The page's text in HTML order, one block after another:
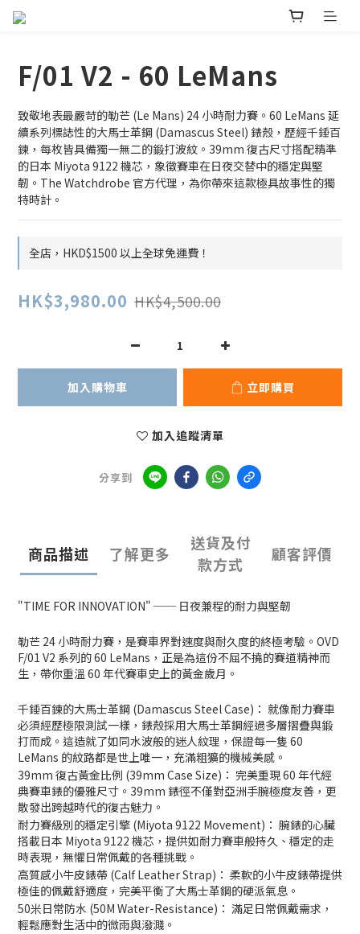
F/01 V2 - 60 LeMans
致敬地表最嚴苛的勒芒 (Le Mans) 24 小時耐力賽。60 LeMans 延
續系列標誌性的大馬士革鋼 (Damascus Steel) 錶殼，歷經千錘百
鍊，每枚皆具備獨一無二的鍛打波紋。39mm 復古尺寸搭配精準
的日本 Miyota 9122 機芯，象徵賽車在日夜交替中的穩定與堅
韌。The Watchdrobe 官方代理，為你帶來這款極具故事性的獨
特時計。
全店，HKD$1500 以上全球免運費！
HK$3,980.00 HK$4,500.00
加入購物車 立即購買
加入追蹤清單
分享到
商品描述 了解更多
送貨及付
款方式
顧客評價
"TIME FOR INNOVATION" ── 日夜兼程的耐力與堅韌
勒芒 24 小時耐力賽，是賽車界對速度與耐久度的終極考驗。OVD
F/01 V2 系列的 60 LeMans，正是為這份不屈不撓的賽道精神而
生，帶你重溫 60 年代賽車史上的黃金歲月。
千錘百鍊的大馬士革鋼 (Damascus Steel Case)： 就像耐力賽車
必須經歷極限測試一樣，錶殼採用大馬士革鋼經過多層摺疊與鍛
打而成。這造就了如同水波般的迷人紋理，保證每一隻 60
LeMans 的紋路都是世上唯一，充滿粗獷的機械美感。
39mm 復古黃金比例 (39mm Case Size)： 完美重現 60 年代經
典賽車錶的優雅尺寸。39mm 錶徑不僅對亞洲手腕極度友善，更
散發出跨越時代的復古魅力。
耐力賽級別的穩定引擎 (Miyota 9122 Movement)： 腕錶的心臟
搭載日本 Miyota 9122 機芯，提供如耐力賽車般持久、穩定的走
時表現，無懼日常佩戴的各種挑戰。
高質感小牛皮錶帶 (Calf Leather Strap)： 柔軟的小牛皮錶帶提供
極佳的佩戴舒適度，完美平衡了大馬士革鋼的硬派氣息。
50米日常防水 (50M Water-Resistance)： 滿足日常佩戴需求，
輕鬆應對生活中的微雨與潑濺。